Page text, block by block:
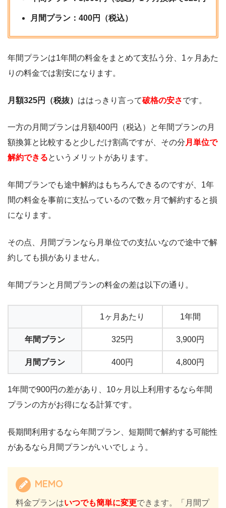
月間プラン：400円（税込）
年間プランは1年間の料金をまとめて支払う分、1ヶ月あた
りの料金では割安になります。
月額325円（税抜） ははっきり言って破格の安さです。
一方の月間プランは月額400円（税込）と年間プランの月
額換算と比較すると少しだけ割高ですが、その分 月単位で
解約できるというメリットがあります。
年間プランでも途中解約はもちろんできるのですが、1年
間の料金を事前に支払っているので数ヶ月で解約すると損
になります。
その点、月間プランなら月単位での支払いなので途中で解
約しても損がありません。
年間プランと月間プランの料金の差は以下の通り。
1ヶ月あたり 1年間
年間プラン 325円 3,900円
月間プラン 400円 4,800円
1年間で900円の差があり、10ヶ月以上利用するなら年間
プランの方がお得になる計算です。
長期間利用するなら年間プラン、短期間で解約する可能性
があるなら月間プランがいいでしょう。
MEMO
料金プランはいつでも簡単に変更できます。「月間プ